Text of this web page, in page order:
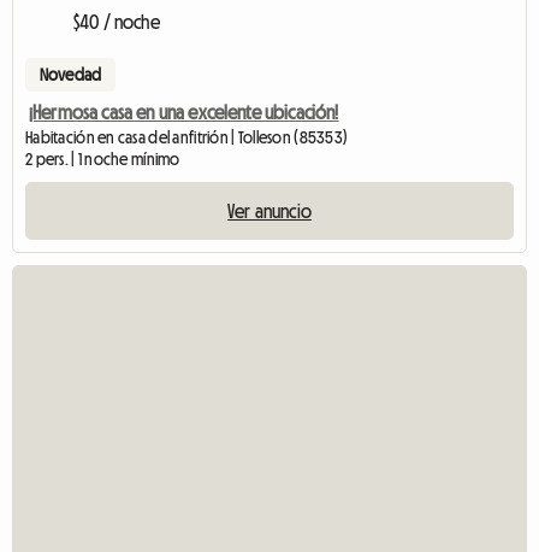
$40 / noche
Novedad
¡Hermosa casa en una excelente ubicación!
Habitación en casa del anfitrión | Tolleson (85353)
2 pers. | 1 noche mínimo
Ver anuncio